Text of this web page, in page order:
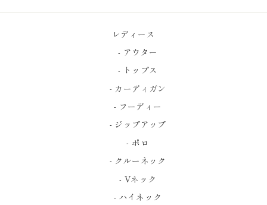
レディース
- アウター
- トップス
- カーディガン
- フーディー
- ジップアップ
- ポロ
- クルーネック
- Vネック
- ハイネック